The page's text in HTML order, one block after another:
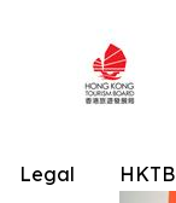
Legal